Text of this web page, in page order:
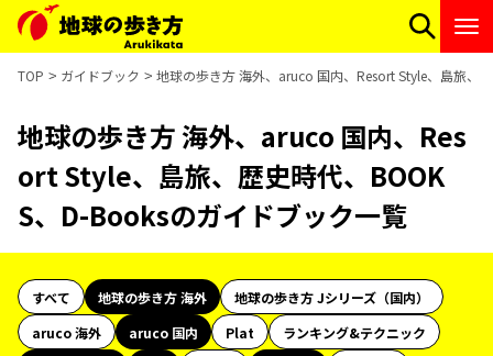
TOP ガイドブック 地球の歩き方 海外、aruco 国内、Resort Style、島旅、
地球の歩き方 海外、aruco 国内、Res
ort Style、島旅、歴史時代、BOOK
S、D-Booksのガイドブック一覧
すべて 地球の歩き方 海外
地球の歩き方 Jシリーズ（国内）
aruco 海外
aruco 国内 Plat
ランキング&テクニック